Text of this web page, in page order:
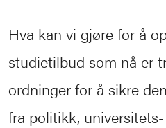
Hva kan vi gjøre for å
studietilbud som nå er
ordninger for å sikre
fra politikk,